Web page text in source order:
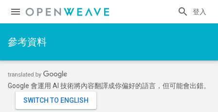
登入
參考資料
Google 會運用 AI 技術將內容翻譯成你偏好的語言，但可能會出錯。